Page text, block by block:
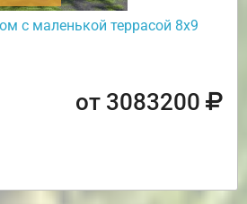
с маленькой террасой 8х9
от 3083200